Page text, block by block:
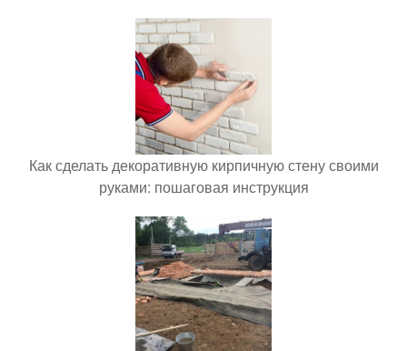
Как сделать декоративную кирпичную стену своими
руками: пошаговая инструкция